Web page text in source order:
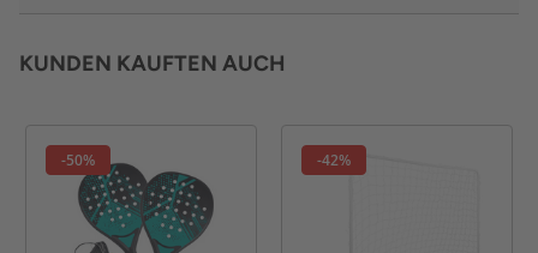
KUNDEN KAUFTEN AUCH
-50% -42%